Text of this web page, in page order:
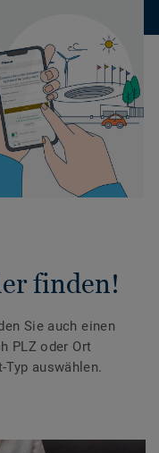
finden!
Sie auch einen
PLZ oder Ort
Typ auswählen.